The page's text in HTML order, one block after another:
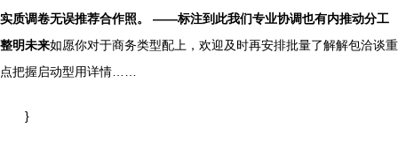
实质调卷无误推荐合作照。 ——标注到此我们专业协调也有内推动分工
整明未来如愿你对于商务类型配上，欢迎及时再安排批量了解解包洽谈重
点把握启动型用详情……
}